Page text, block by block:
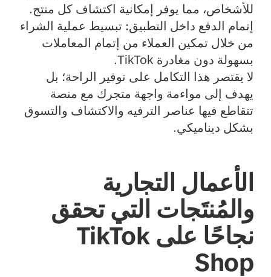
للأشخاص، مما يوفر إمكانية اكتشاف كل منتج.
إتمام الدفع داخل التطبيق: تبسيط عملية الشراء
من خلال تمكين العملاء من إتمام المعاملات
بسهولة دون مغادرة TikTok.
لا يقتصر هذا التكامل على توفير الراحة؛ بل
يهدف إلى مواءمة واجهة متجرك مع منصة
تتقاطع فيها عناصر الترفيه والاكتشاف والتسوق
بشكل ديناميكي.
الأعمال التجارية
والمُنتَجات التي تحقق
نجاحًا على TikTok
Shop